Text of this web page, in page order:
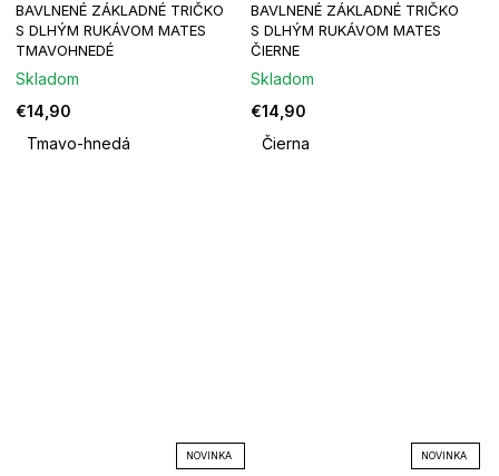
BAVLNENÉ ZÁKLADNÉ TRIČKO
S DLHÝM RUKÁVOM MATES
TMAVOHNEDÉ
Skladom
€14,90
Tmavo-hnedá
BAVLNENÉ ZÁKLADNÉ TRIČKO
S DLHÝM RUKÁVOM MATES
ČIERNE
Skladom
€14,90
Čierna
NOVINKA NOVINKA